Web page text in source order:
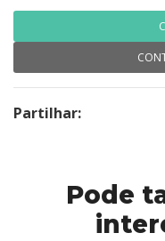
Partilhar:
Pode